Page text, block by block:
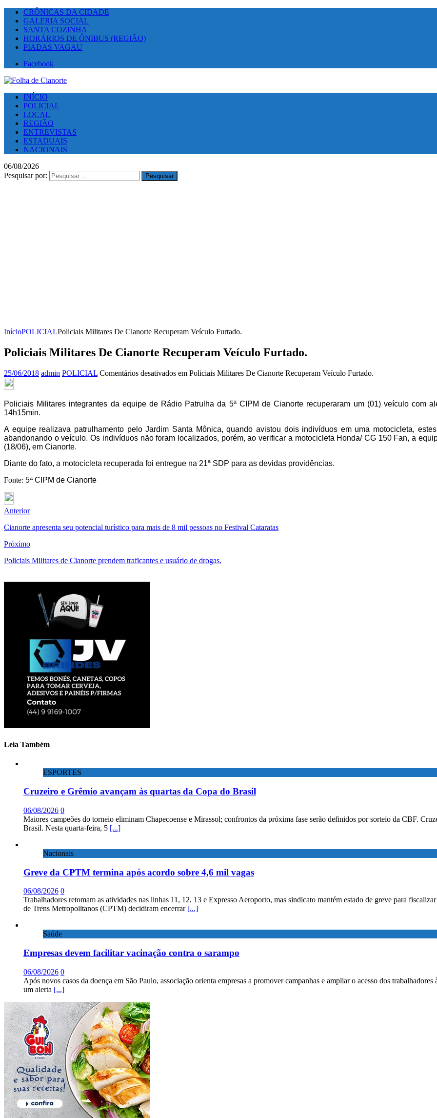
CRÔNICAS DA CIDADE
GALERIA SOCIAL
SANTA COZINHA
HORÁRIOS DE ÔNIBUS (REGIÃO)
PIADAS VAGAU
Facebook
INÍCIO
POLICIAL
LOCAL
REGIÃO
ENTREVISTAS
ESTADUAIS
NACIONAIS
06/08/2026
Pesquisar por:
InícioPOLICIALPoliciais Militares De Cianorte Recuperam Veículo Furtado.
Policiais Militares De Cianorte Recuperam Veículo Furtado.
25/06/2018 admin POLICIAL Comentários desativados em Policiais Militares De Cianorte Recuperam Veículo Furtado.
Policiais Militares integrantes da equipe de Rádio Patrulha da 5ª CIPM de Cianorte recuperaram um (01) veículo com
14h15min.
A equipe realizava patrulhamento pelo Jardim Santa Mônica, quando avistou dois indivíduos em uma motocicleta,
abandonando o veículo. Os indivíduos não foram localizados, porém, ao verificar a motocicleta Honda/ CG 150 Fan, a
(18/06), em Cianorte.
Diante do fato, a motocicleta recuperada foi entregue na 21ª SDP para as devidas providências.
Fonte: 5ª CIPM de Cianorte
Anterior
Cianorte apresenta seu potencial turístico para mais de 8 mil pessoas no Festival Cataratas
Próximo
Policiais Militares de Cianorte prendem traficantes e usuário de drogas.
Leia Também
ESPORTES
Cruzeiro e Grêmio avançam às quartas da Copa do Brasil
06/08/2026 0
Maiores campeões do torneio eliminam Chapecoense e Mirassol; confrontos da próxima fase serão definidos por sorteio da CBF.
Brasil. Nesta quarta-feira, 5 [...]
Nacionais
Greve da CPTM termina após acordo sobre 4,6 mil vagas
06/08/2026 0
Trabalhadores retomam as atividades nas linhas 11, 12, 13 e Expresso Aeroporto, mas sindicato mantém estado de greve para
de Trens Metropolitanos (CPTM) decidiram encerrar [...]
Saúde
Empresas devem facilitar vacinação contra o sarampo
06/08/2026 0
Após novos casos da doença em São Paulo, associação orienta empresas a promover campanhas e ampliar o acesso dos
um alerta [...]